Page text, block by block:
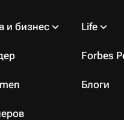
и бизнес Life
Forbes
Блоги